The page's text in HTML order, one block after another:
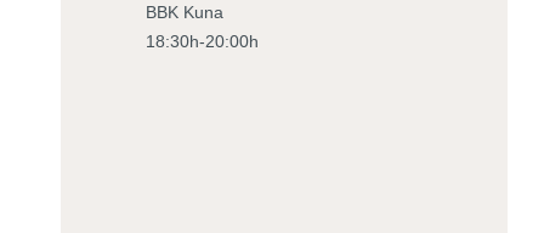
BBK Kuna
18:30h-20:00h